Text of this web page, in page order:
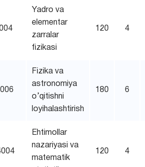
Yadro va
elementar
zarralar
fizikasi
120 4
Fizika va
astronomiya
o’qitishni
loyihalashtirish
180 6
Ehtimollar
nazariyasi va
matematik
120 4